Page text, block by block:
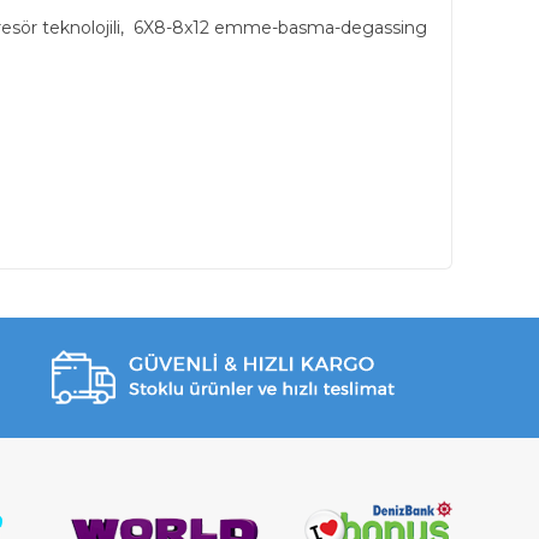
teknolojili, 6X8-8x12 emme-basma-degassing